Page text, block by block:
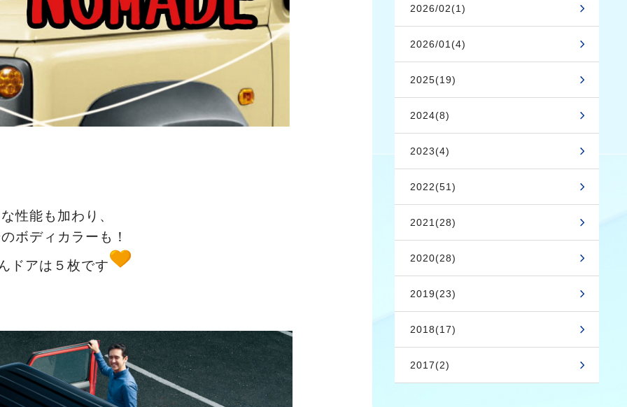
性能も加わり、
ボディカラーも！
ドアは５枚です
2026/02(1)
2026/01(4)
2025(19)
2024(8)
2023(4)
2022(51)
2021(28)
2020(28)
2019(23)
2018(17)
2017(2)